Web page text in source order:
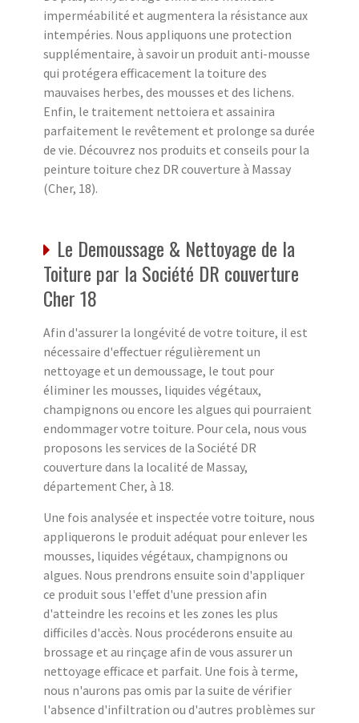
imperméabilité et augmentera la résistance aux
intempéries. Nous appliquons une protection
supplémentaire, à savoir un produit anti-mousse
qui protégera efficacement la toiture des
mauvaises herbes, des mousses et des lichens.
Enfin, le traitement nettoiera et assainira
parfaitement le revêtement et prolonge sa durée
de vie. Découvrez nos produits et conseils pour la
peinture toiture chez DR couverture à Massay
(Cher, 18).
Le Demoussage & Nettoyage de la
Toiture par la Société DR couverture
Cher 18
Afin d'assurer la longévité de votre toiture, il est
nécessaire d'effectuer régulièrement un
nettoyage et un demoussage, le tout pour
éliminer les mousses, liquides végétaux,
champignons ou encore les algues qui pourraient
endommager votre toiture. Pour cela, nous vous
proposons les services de la Société DR
couverture dans la localité de Massay,
département Cher, à 18.
Une fois analysée et inspectée votre toiture, nous
appliquerons le produit adéquat pour enlever les
mousses, liquides végétaux, champignons ou
algues. Nous prendrons ensuite soin d'appliquer
ce produit sous l'effet d'une pression afin
d'atteindre les recoins et les zones les plus
difficiles d'accès. Nous procéderons ensuite au
brossage et au rinçage afin de vous assurer un
nettoyage efficace et parfait. Une fois à terme,
nous n'aurons pas omis par la suite de vérifier
l'absence d'infiltration ou d'autres problèmes sur